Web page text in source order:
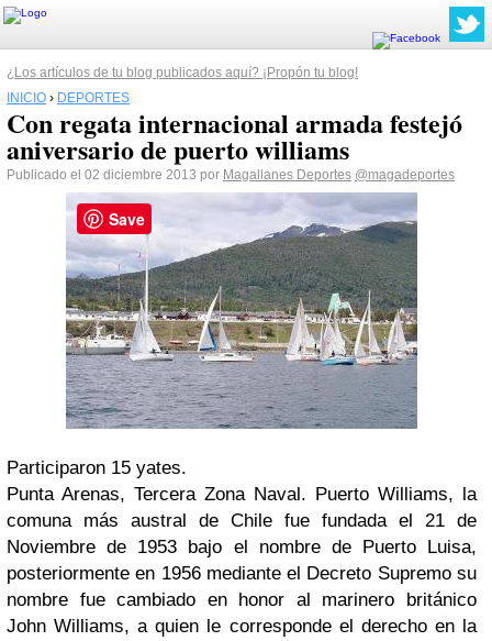
¿Los artículos de tu blog publicados aquí? ¡Propón tu blog!
INICIO › DEPORTES
Con regata internacional armada festejó
aniversario de puerto williams
Publicado el 02 diciembre 2013 por Magallanes Deportes @magadeportes
Participaron 15 yates.
Punta Arenas, Tercera Zona Naval. Puerto Williams, la
comuna más austral de Chile fue fundada el 21 de
Noviembre de 1953 bajo el nombre de Puerto Luisa,
posteriormente en 1956 mediante el Decreto Supremo su
nombre fue cambiado en honor al marinero británico
John Williams, a quien le corresponde el derecho en la
Save